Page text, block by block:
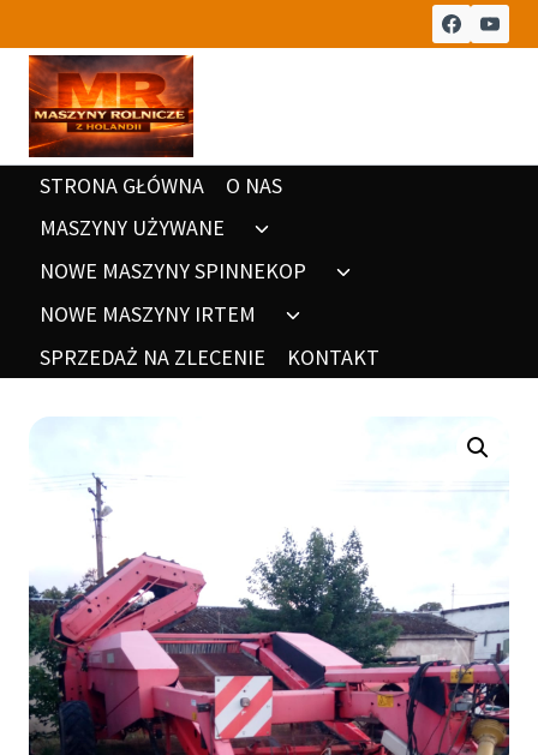
treści
STRONA GŁÓWNA
O NAS
MASZYNY UŻYWANE
Rozwiń
menu
potomne
NOWE MASZYNY SPINNEKOP
Rozwiń
NOWE MASZYNY IRTEM
Rozwiń
menu
potomne
SPRZEDAŻ NA ZLECENIE KONTAKT